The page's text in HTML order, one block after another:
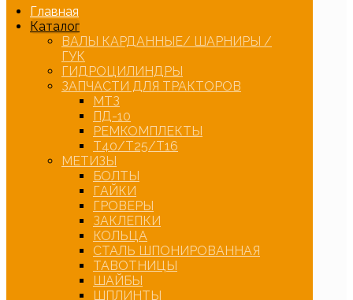
Главная
Каталог
ВАЛЫ КАРДАННЫЕ/ ШАРНИРЫ /
ГУК
ГИДРОЦИЛИНДРЫ
ЗАПЧАСТИ ДЛЯ ТРАКТОРОВ
МТЗ
ПД-10
РЕМКОМПЛЕКТЫ
Т40/Т25/Т16
МЕТИЗЫ
БОЛТЫ
ГАЙКИ
ГРОВЕРЫ
ЗАКЛЕПКИ
КОЛЬЦА
СТАЛЬ ШПОНИРОВАННАЯ
ТАВОТНИЦЫ
ШАЙБЫ
ШПЛИНТЫ